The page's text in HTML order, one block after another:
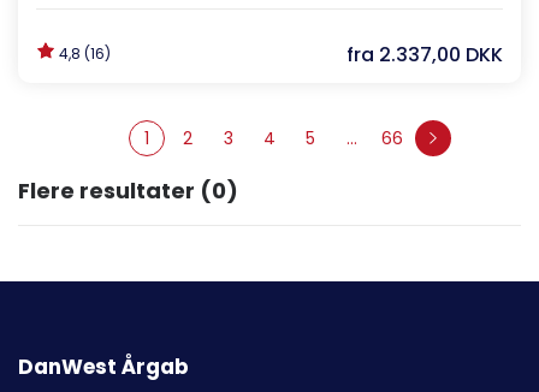
4,8 (16) fra 2.337,00 DKK
1 2 3 4 5 ... 66
Flere resultater (0)
DanWest Årgab